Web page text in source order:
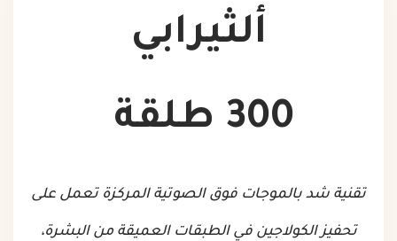
ألثيرابي
300 طلقة
تقنية شد بالموجات فوق الصوتية المركزة تعمل على
تحفيز الكولاجين في الطبقات العميقة من البشرة،